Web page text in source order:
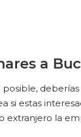
a
estas
la